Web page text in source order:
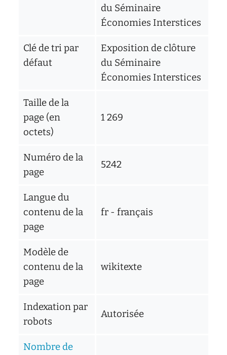
safesa
du Séminaire
Économies Interstices
Clé de tri par
défaut
Exposition de clôture
du Séminaire
Économies Interstices
Taille de la
page (en
octets)
1 269
Numéro de la
page
5242
Langue du
contenu de la
page
fr - français
Modèle de
contenu de la
page
wikitexte
Indexation par
robots
Autorisée
Nombre de